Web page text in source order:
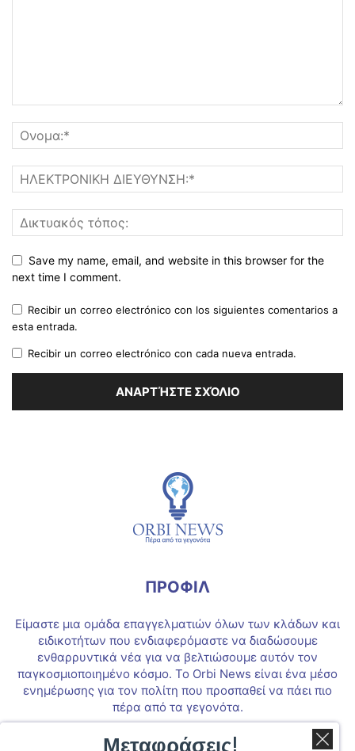
Save my name, email, and website in this browser for the
next time I comment.
Recibir un correo electrónico con los siguientes comentarios a
esta entrada.
Recibir un correo electrónico con cada nueva entrada.
ΠΡΟΦΙΛ
Είμαστε μια ομάδα επαγγελματιών όλων των κλάδων και
ειδικοτήτων που ενδιαφερόμαστε να διαδώσουμε
ενθαρρυντικά νέα για να βελτιώσουμε αυτόν τον
παγκοσμιοποιημένο κόσμο. Το Orbi News είναι ένα μέσο
ενημέρωσης για τον πολίτη που προσπαθεί να πάει πιο
πέρα από τα γεγονότα.
Μεταφράσεις!